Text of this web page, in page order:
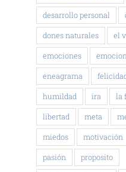
desarrollo personal
dones naturales el
emociones
eneagrama
humildad ira la
libertad meta
miedos motivación
pasión proposito